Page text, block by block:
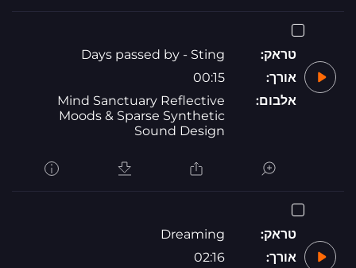
טראק:
Days passed by - Sting
אורך:
00:15
אלבום:
Mind Sanctuary Reflective
Moods & Sparse Synthetic
Sound Design
טראק:
Dreaming
אורך:
02:16